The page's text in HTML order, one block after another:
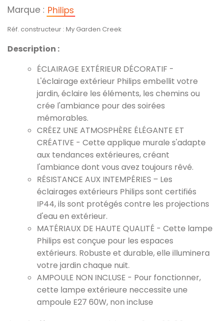
Marque : Philips
Réf. constructeur : My Garden Creek
Description :
ÉCLAIRAGE EXTÉRIEUR DÉCORATIF -
L'éclairage extérieur Philips embellit votre
jardin, éclaire les éléments, les chemins ou
crée l'ambiance pour des soirées
mémorables.
CRÉEZ UNE ATMOSPHÈRE ÉLÉGANTE ET
CRÉATIVE - Cette applique murale s'adapte
aux tendances extérieures, créant
l'ambiance dont vous avez toujours rêvé.
RÉSISTANCE AUX INTEMPÉRIES – Les
éclairages extérieurs Philips sont certifiés
IP44, ils sont protégés contre les projections
d'eau en extérieur.
MATÉRIAUX DE HAUTE QUALITÉ - Cette lampe
Philips est conçue pour les espaces
extérieurs. Robuste et durable, elle illuminera
votre jardin chaque nuit.
AMPOULE NON INCLUSE - Pour fonctionner,
cette lampe extérieure neccessite une
ampoule E27 60W, non incluse